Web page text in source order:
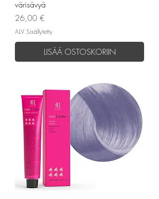
värisävyä
Hinta
26,00 €
ALV Sisällytetty
LISÄÄ OSTOSKORIIN